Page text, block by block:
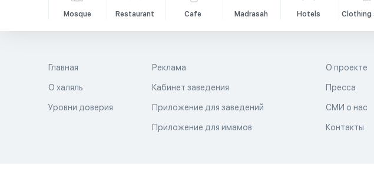
Mosque Restaurant Cafe Madrasah Hotels Clothing
Главная
О халяль
Уровни доверия
Реклама
Кабинет заведения
Приложение для заведений
Приложение для имамов
О проекте
Пресса
СМИ о нас
Контакты